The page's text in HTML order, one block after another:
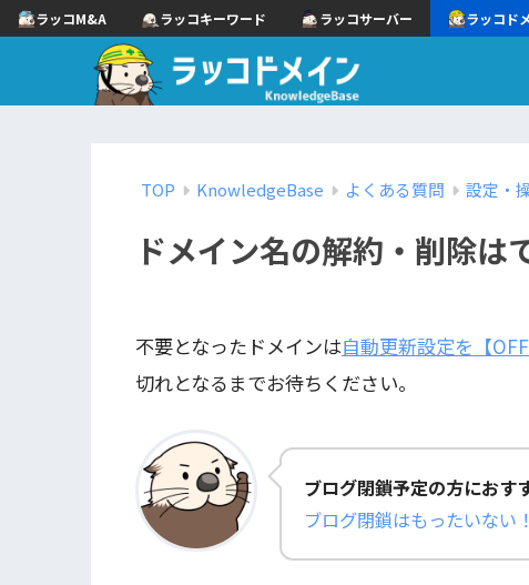
ラッコM&A ラッコキーワード ラッコサーバー ラッコド
TOP KnowledgeBase よくある質問 設定・
ドメイン名の解約・削除は
不要となったドメインは自動更新設定を【
切れとなるまでお待ちください。
ブログ閉鎖予定の方におす
ブログ閉鎖はもったいない